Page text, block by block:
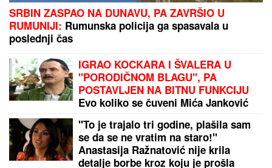
PORUKEMRŽNjE I REVIZIJE IZ KNINA Plenković
slavi "Oluju", Milanović otkrio ulogu Amerike
PREPORUKA ZA VAS